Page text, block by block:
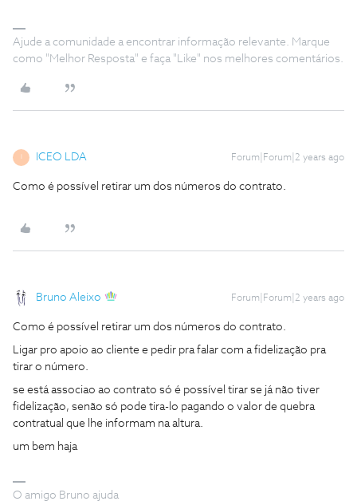
Ajude a comunidade a encontrar informação relevante. Marque
como "Melhor Resposta" e faça "Like" nos melhores comentários.
ICEO LDA Forum|Forum|2 years ago
Como é possível retirar um dos números do contrato.
Bruno Aleixo Forum|Forum|2 years ago
Como é possível retirar um dos números do contrato.
Ligar pro apoio ao cliente e pedir pra falar com a fidelização pra
tirar o número.
se está associao ao contrato só é possível tirar se já não tiver
fidelização, senão só pode tira-lo pagando o valor de quebra
contratual que lhe informam na altura.
um bem haja
O amigo Bruno ajuda